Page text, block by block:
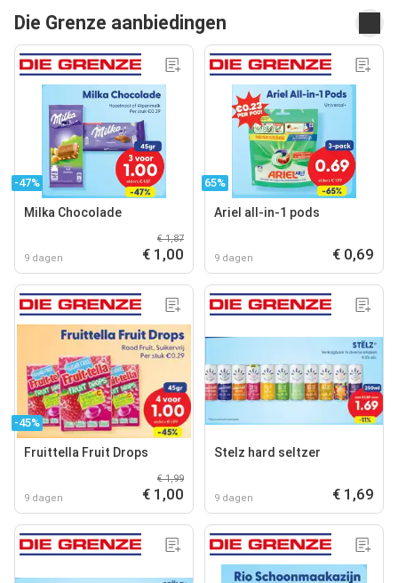
Die Grenze aanbiedingen
-47%
Milka Chocolade
9 dagen
€ 1,87
€ 1,00
65%
Ariel all-in-1 pods
9 dagen € 0,69
-45%
Fruittella Fruit Drops
9 dagen
€ 1,99
€ 1,00
Stelz hard seltzer
9 dagen € 1,69